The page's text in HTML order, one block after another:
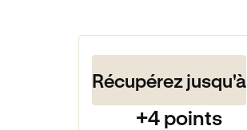
Récupérez jusqu'à
+4 points